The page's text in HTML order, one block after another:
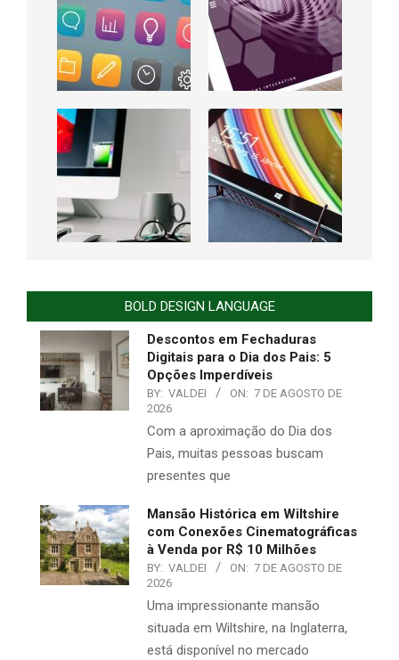
BOLD DESIGN LANGUAGE
Descontos em Fechaduras
Digitais para o Dia dos Pais: 5
Opções Imperdíveis
BY: VALDEI ON: 7 DE AGOSTO DE
2026
Com a aproximação do Dia dos
Pais, muitas pessoas buscam
presentes que
Mansão Histórica em Wiltshire
com Conexões Cinematográficas
à Venda por R$ 10 Milhões
BY: VALDEI ON: 7 DE AGOSTO DE
2026
Uma impressionante mansão
situada em Wiltshire, na Inglaterra,
está disponível no mercado